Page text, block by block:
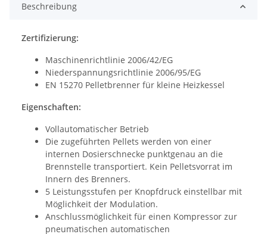
Beschreibung
Zertifizierung:
Maschinenrichtlinie 2006/42/EG
Niederspannungsrichtlinie 2006/95/EG
EN 15270 Pelletbrenner für kleine Heizkessel
Eigenschaften:
Vollautomatischer Betrieb
Die zugeführten Pellets werden von einer
internen Dosierschnecke punktgenau an die
Brennstelle transportiert. Kein Pelletsvorrat im
Innern des Brenners.
5 Leistungsstufen per Knopfdruck einstellbar mit
Möglichkeit der Modulation.
Anschlussmöglichkeit für einen Kompressor zur
pneumatischen automatischen